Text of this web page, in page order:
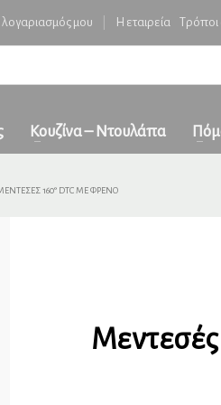
όλη την Ελλάδα
| Τώρα
μου Η εταιρεία
Κουζίνα – Ντουλάπα
160° DTC ΜΕ ΦΡΈΝΟ
Μεντεσές